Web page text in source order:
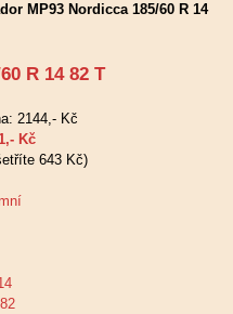
MP93 Nordicca 185/60 R 14
R 14 82 T
2144,- Kč
Kč
643 Kč)
82